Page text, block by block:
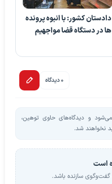
دادستان کشور: با انبوه پرونده
ها در دستگاه قضا مواجهیم
0 دیدگاه
و دیدگاه‌های حاوی توهین،
نخواهند شد.
است
سازنده باشد.